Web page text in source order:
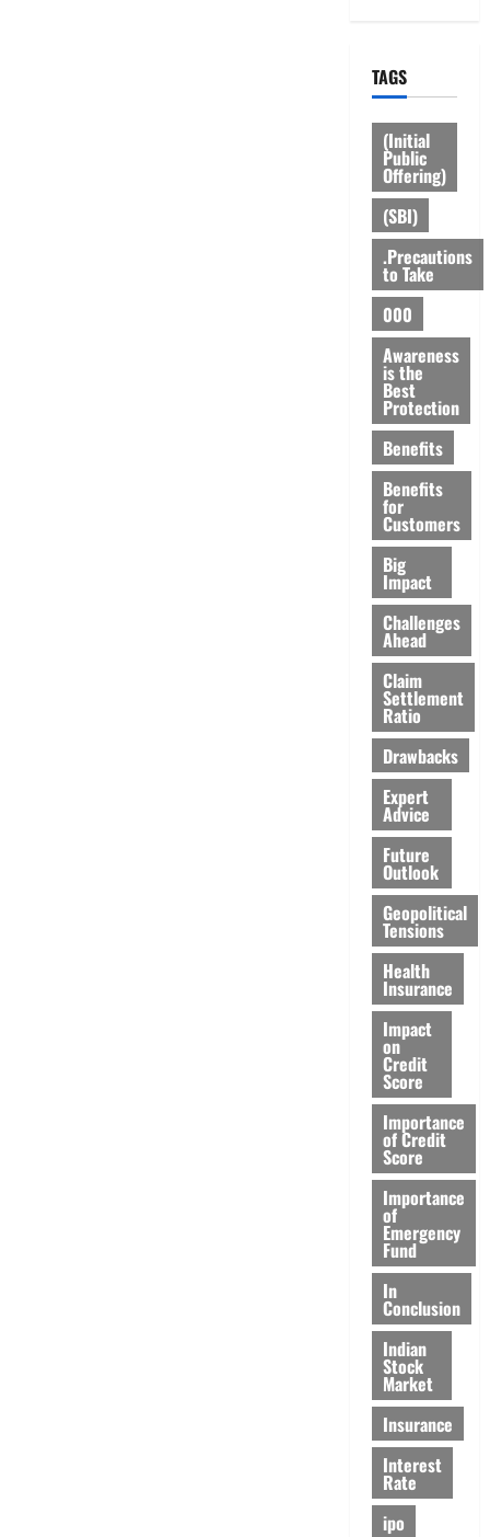
TAGS
(Initial
Public
Offering)
(SBI)
.Precautions
to Take
000
Awareness
is the
Best
Protection
Benefits
Benefits
for
Customers
Big
Impact
Challenges
Ahead
Claim
Settlement
Ratio
Drawbacks
Expert
Advice
Future
Outlook
Geopolitical
Tensions
Health
Insurance
Impact
on
Credit
Score
Importance
of Credit
Score
Importance
of
Emergency
Fund
In
Conclusion
Indian
Stock
Market
Insurance
Interest
Rate
ipo